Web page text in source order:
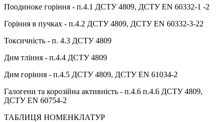
Поодиноке горіння - п.4.1 ДСТУ 4809, ДСТУ EN 60332-1 -2
Горіння в пучках - п.4.2 ДСТУ 4809, ДСТУ EN 60332-3-22
Токсичність - п. 4.3 ДСТУ 4809
Дим тління - п.4.4 ДСТУ 4809
Дим горіння - п.4.5 ДСТУ 4809, ДСТУ EN 61034-2
Галогени та корозійна активність - п.4.6 п.4.6 ДСТУ 4809,
ДСТУ EN 60754-2
ТАБЛИЦЯ НОМЕНКЛАТУР